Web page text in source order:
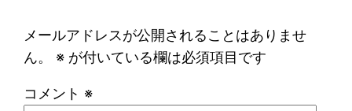
メールアドレスが公開されることはありませ
ん。
※ が付いている欄は必須項目です
コメント ※